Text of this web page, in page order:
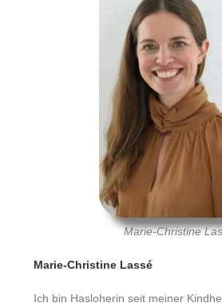
Marie-Christine
Marie-Christine Lassé
Ich bin Hasloherin seit meiner